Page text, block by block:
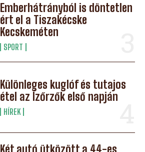
Emberhátrányból is döntetlen
ért el a Tiszakécske
Kecskeméten
SPORT
Különleges kuglóf és tutajos
étel az Ízőrzők első napján
HÍREK
Két autó ütközött a 44-es